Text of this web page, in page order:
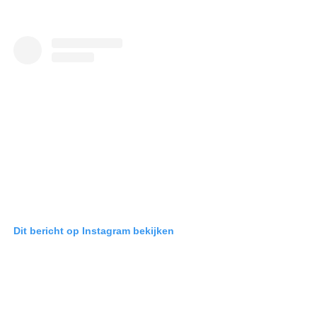
Dit bericht op Instagram bekijken